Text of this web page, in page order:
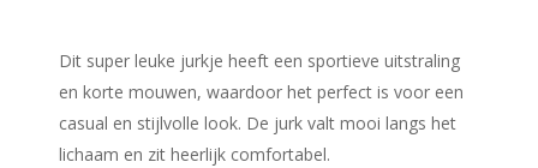
Dit super leuke jurkje heeft een sportieve uitstraling
en korte mouwen, waardoor het perfect is voor een
casual en stijlvolle look. De jurk valt mooi langs het
lichaam en zit heerlijk comfortabel.